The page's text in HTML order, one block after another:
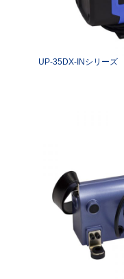
UP-35DX-INシリーズ